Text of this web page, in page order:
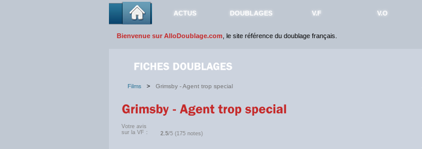
ACTUS DOUBLAGES V.F V.O
Bienvenue sur AlloDoublage.com , le site référence du doublage français.
Films > Grimsby - Agent trop special
Votre avis
sur la VF :
2.5/5 (175 notes)